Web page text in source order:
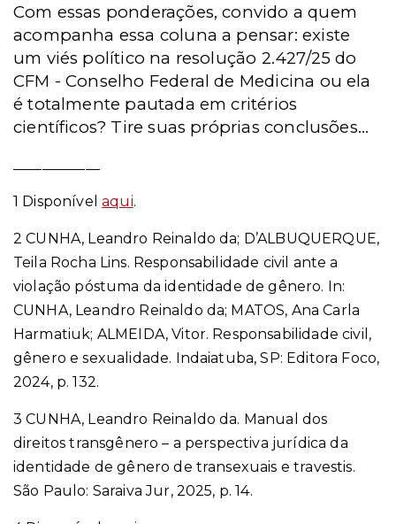
Com essas ponderações, convido a quem
acompanha essa coluna a pensar: existe
um viés político na resolução 2.427/25 do
CFM - Conselho Federal de Medicina ou ela
é totalmente pautada em critérios
científicos? Tire suas próprias conclusões...
1 Disponívelaqui.
2 CUNHA, Leandro Reinaldo da; D’ALBUQUERQUE,
Teila Rocha Lins. Responsabilidade civil ante a
violação póstuma da identidade de gênero. In:
CUNHA, Leandro Reinaldo da; MATOS, Ana Carla
Harmatiuk; ALMEIDA, Vitor. Responsabilidade civil,
gênero e sexualidade. Indaiatuba, SP: Editora Foco,
2024, p. 132.
3 CUNHA, Leandro Reinaldo da. Manual dos
direitos transgênero – a perspectiva jurídica da
identidade de gênero de transexuais e travestis.
São Paulo: Saraiva Jur, 2025, p. 14.